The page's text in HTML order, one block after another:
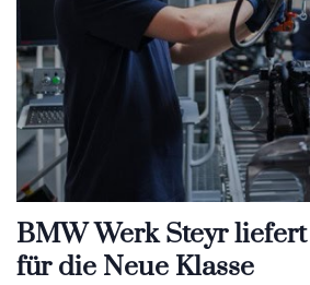
BMW Werk Steyr
für die Neue Klasse